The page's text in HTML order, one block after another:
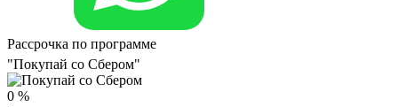
Рассрочка по программе
"Покупай со Сбером"
0 %